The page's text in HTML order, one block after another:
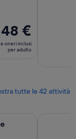
Il
prezzo
è
48 €
oneri inclusi
per adulto
tutte le 42 attività